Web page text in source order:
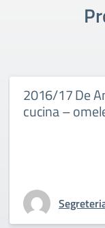
2016/17 De
cucina –